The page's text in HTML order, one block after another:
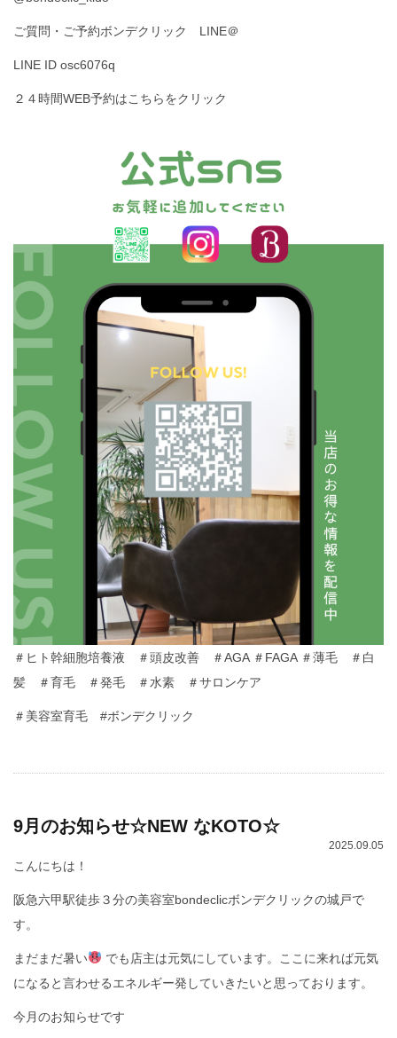
ご質問・ご予約ボンデクリック LINE＠
LINE ID osc6076q
２４時間WEB予約はこちらをクリック
＃ヒト幹細胞培養液 ＃頭皮改善 ＃AGA ＃FAGA ＃薄毛 ＃白
髪 ＃育毛 ＃発毛 ＃水素 ＃サロンケア
＃美容室育毛 #ボンデクリック
9月のお知らせ☆NEW なKOTO☆
2025.09.05
こんにちは！
阪急六甲駅徒歩３分の美容室bondeclicボンデクリックの城戸で
す。
まだまだ暑い
でも店主は元気にしています。ここに来れば元気
になると言わせるエネルギー発していきたいと思っております。
今月のお知らせです